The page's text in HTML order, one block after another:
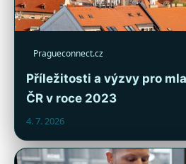
Pragueconnect.cz
Příležitosti a výzvy pro
ČR v roce 2023
4. 7. 2026